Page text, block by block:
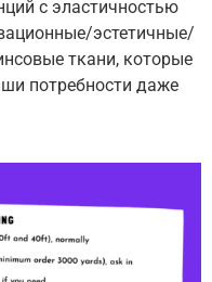
с эластичностью
эстетичные/
ткани, которые
потребности даже